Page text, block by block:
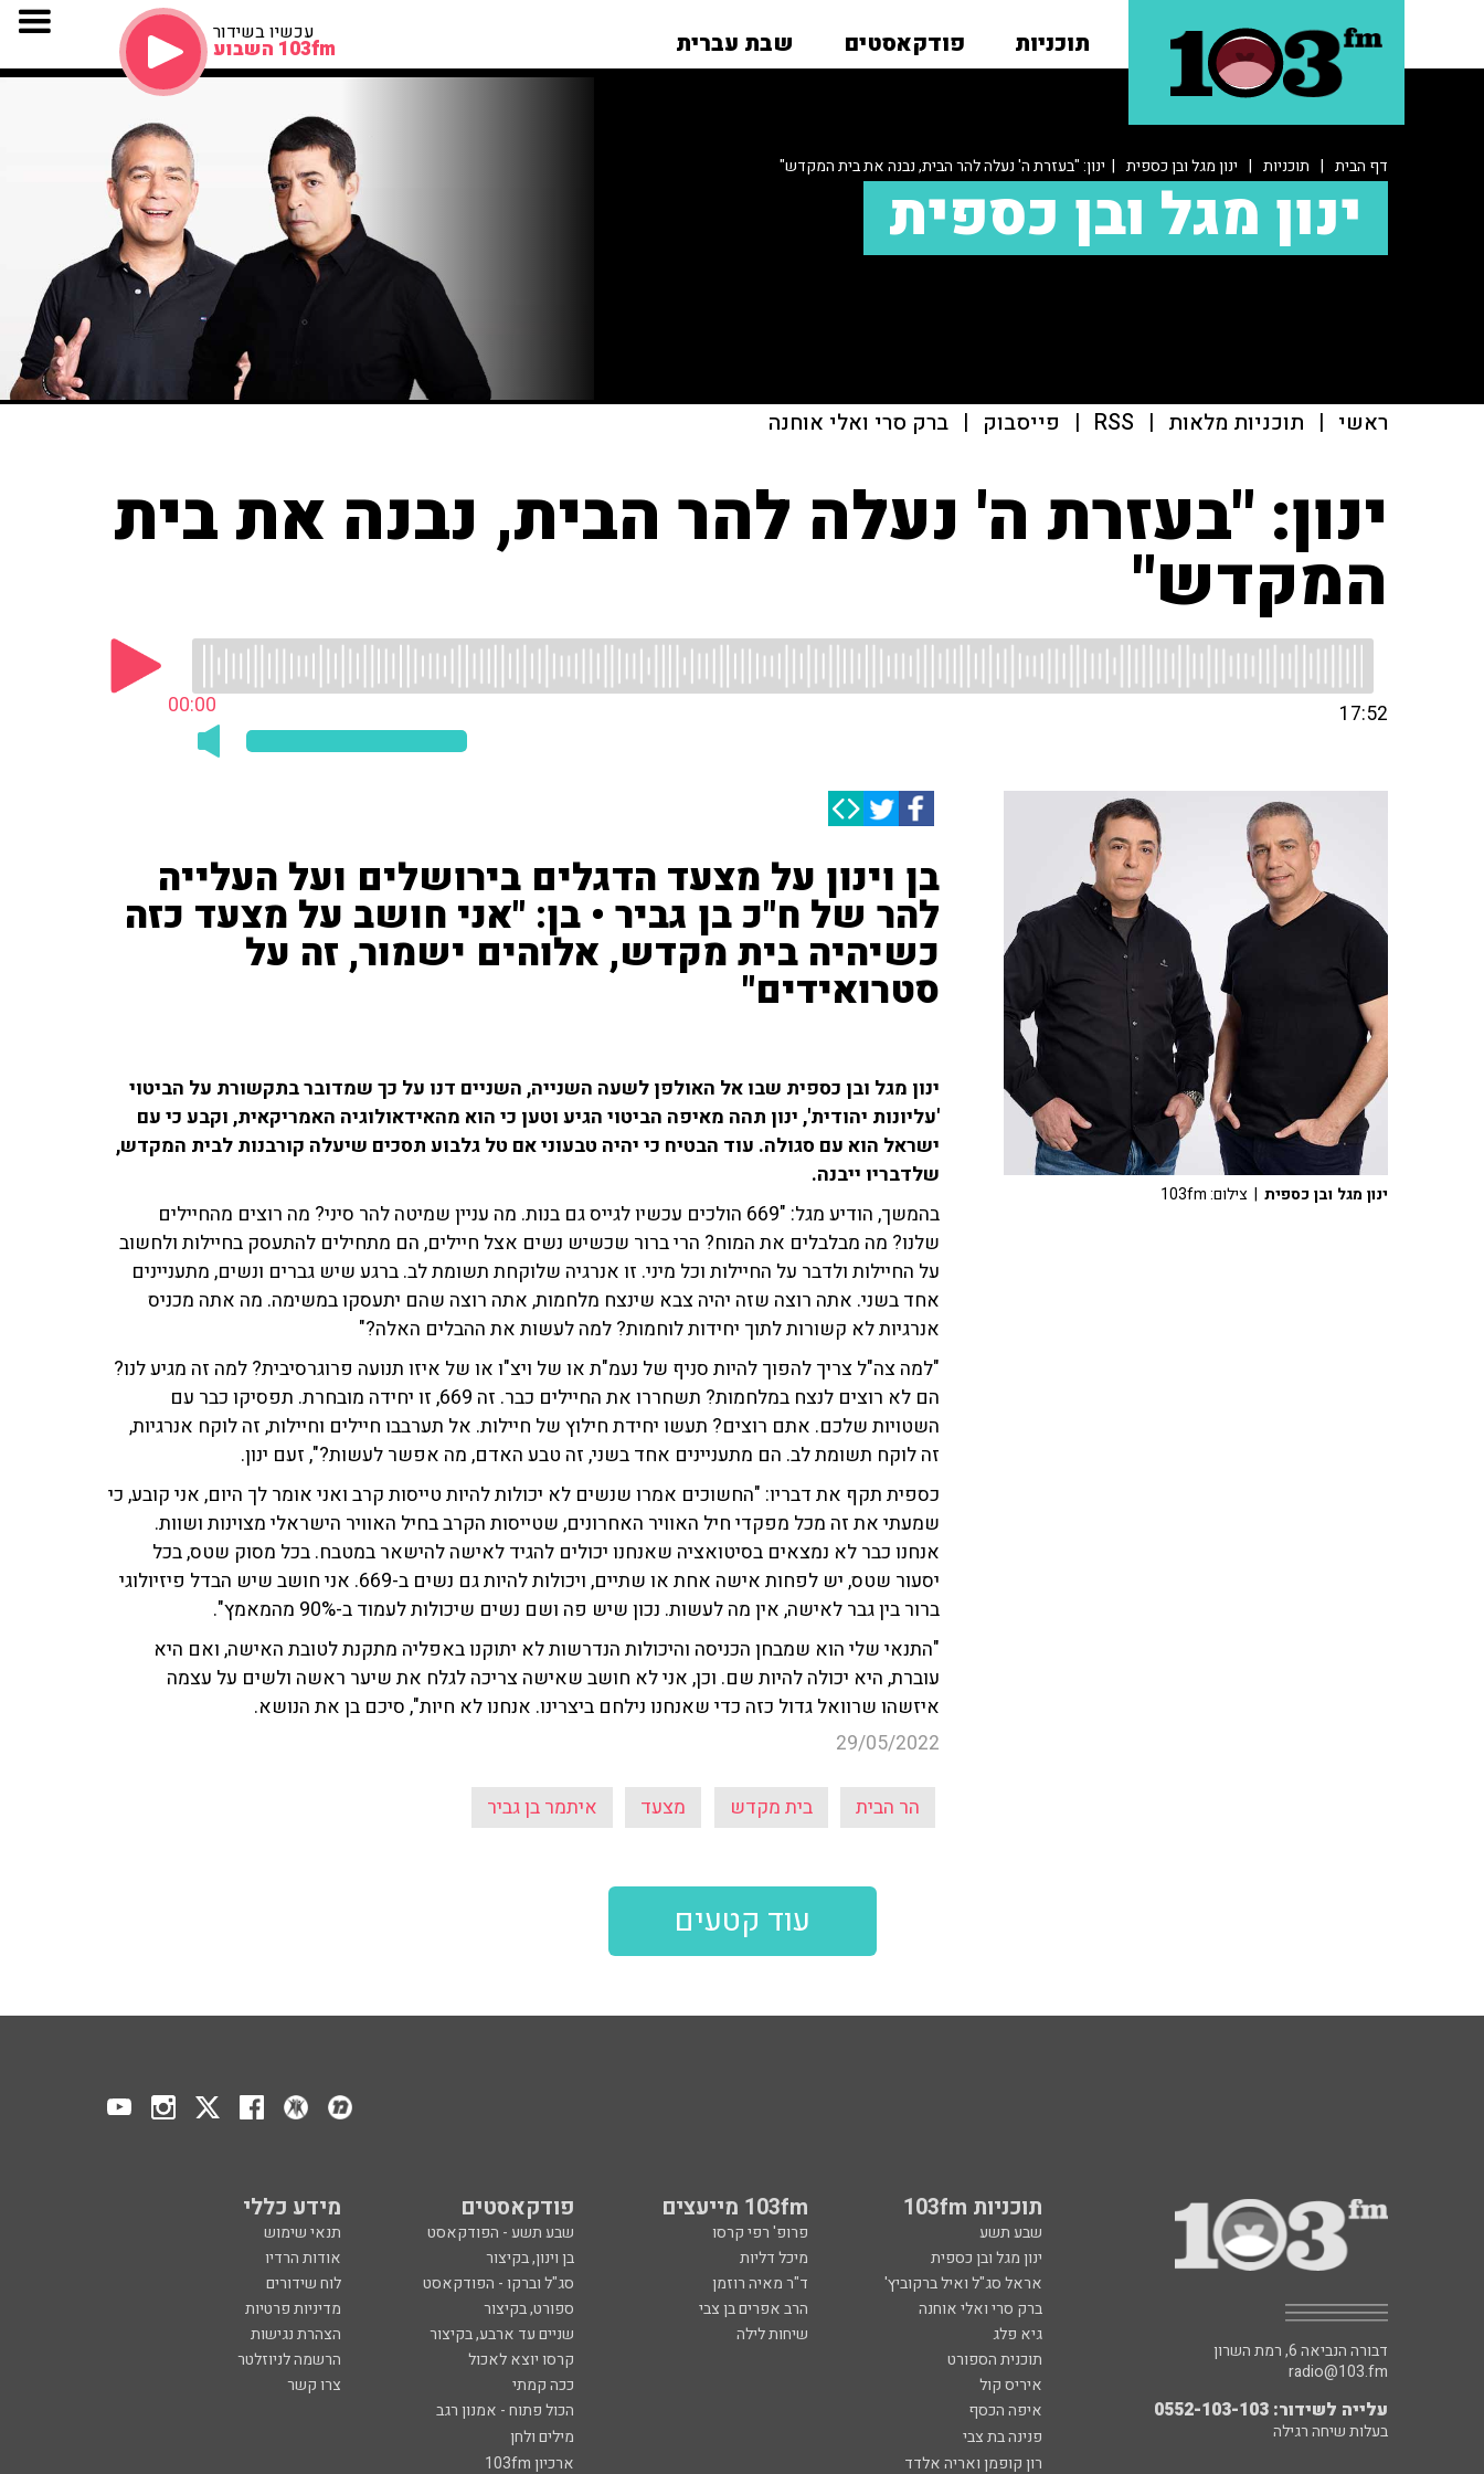
תוכניות פודקאסטים שבת עברית עכשיו בשידור
103fm השבוע
דף הבית | תוכניות | ינון מגל ובן כספית | ינון: "בעזרת ה' נעלה להר הבית, נבנה את בית המקדש"
ינון מגל ובן כספית
ראשי | תוכניות מלאות |
RSS
| פייסבוק | ברק סרי ואלי אוחנה
ינון: "בעזרת ה' נעלה להר הבית, נבנה את בית
המקדש"
00:00 17:52
בן וינון על מצעד הדגלים בירושלים ועל העלייה
להר של ח"כ בן גביר • בן: "אני חושב על מצעד כזה
כשיהיה בית מקדש, אלוהים ישמור, זה על
סטרואידים"
ינון מגל ובן כספית שבו אל האולפן לשעה השנייה, השניים דנו על כך שמדובר בתקשורת על הביטוי
'עליונות יהודית', ינון תהה מאיפה הביטוי הגיע וטען כי הוא מהאידאולוגיה האמריקאית, וקבע כי עם
ישראל הוא עם סגולה. עוד הבטיח כי יהיה טבעוני אם טל גלבוע תסכים שיעלה קורבנות לבית המקדש,
שלדבריו ייבנה.
בהמשך, הודיע מגל: "669 הולכים עכשיו לגייס גם בנות. מה עניין שמיטה להר סיני? מה רוצים מהחיילים
שלנו? מה מבלבלים את המוח? הרי ברור שכשיש נשים אצל חיילים, הם מתחילים להתעסק בחיילות ולחשוב
על החיילות ולדבר על החיילות וכל מיני. זו אנרגיה שלוקחת תשומת לב. ברגע שיש גברים ונשים, מתעניינים
אחד בשני. אתה רוצה שזה יהיה צבא שינצח מלחמות, אתה רוצה שהם יתעסקו במשימה. מה אתה מכניס
אנרגיות לא קשורות לתוך יחידות לוחמות? למה לעשות את ההבלים האלה?"
"למה צה"ל צריך להפוך להיות סניף של נעמ"ת או של ויצ"ו או של איזו תנועה פרוגרסיבית? למה זה מגיע לנו?
הם לא רוצים לנצח במלחמות? תשחררו את החיילים כבר. זה 669, זו יחידה מובחרת. תפסיקו כבר עם
השטויות שלכם. אתם רוצים? תעשו יחידת חילוץ של חיילות. אל תערבבו חיילים וחיילות, זה לוקח אנרגיות,
זה לוקח תשומת לב. הם מתעניינים אחד בשני, זה טבע האדם, מה אפשר לעשות?", זעם ינון.
כספית תקף את דבריו: "החשוכים אמרו שנשים לא יכולות להיות טייסות קרב ואני אומר לך היום, אני קובע, כי
שמעתי את זה מכל מפקדי חיל האוויר האחרונים, שטייסות הקרב בחיל האוויר הישראלי מצוינות ושוות.
אנחנו כבר לא נמצאים בסיטואציה שאנחנו יכולים להגיד לאישה להישאר במטבח. בכל מסוק שטס, בכל
יסעור שטס, יש לפחות אישה אחת או שתיים, ויכולות להיות גם נשים ב-669. אני חושב שיש הבדל פיזיולוגי
ברור בין גבר לאישה, אין מה לעשות. נכון שיש פה ושם נשים שיכולות לעמוד ב-90% מהמאמץ".
"התנאי שלי הוא שמבחן הכניסה והיכולות הנדרשות לא יתוקנו באפליה מתקנת לטובת האישה, ואם היא
עוברת, היא יכולה להיות שם. וכן, אני לא חושב שאישה צריכה לגלח את שיער ראשה ולשים על עצמה
איזשהו שרוואל גדול כזה כדי שאנחנו נילחם ביצרינו. אנחנו לא חיות", סיכם בן את הנושא.
29/05/2022
הר הבית בית מקדש מצעד איתמר בן גביר
ינון מגל ובן כספית | צילום: 103fm
עוד קטעים
תוכניות 103fm 103fm מייעצים פודקאסטים מידע כללי
שבע תשע פרופ' רפי קרסו שבע תשע - הפודקאסט
תנאי שימוש
ינון מגל ובן כספית
מיכל דליות בן וינון, בקיצור
אודות הרדיו
אראל סג"ל ואיל ברקוביץ'
ד"ר מאיה רוזמן סג"ל וברקו - הפודקאסט
לוח שידורים
ברק סרי ואלי אוחנה
הרב אפרים בן צבי ספורט, בקיצור
מדיניות פרטיות
גיא פלג
שיחות לילה שניים עד ארבע, בקיצור
הצהרת נגישות
תוכנית הספורט
קרסו יוצא לאכול
הרשמה לניוזלטר
איריס קול
ככה קמתי
צרו קשר
איפה הכסף
הכול פתוח - אמנון רגב
פנינה בת צבי
מילים ולחן
רון קופמן ואריה אלדד
ארכיון 103fm
דבורה הנביאה 6, רמת השרון
radio@103.fm
עלייה לשידור: 0552-103-103
בעלות שיחה רגילה